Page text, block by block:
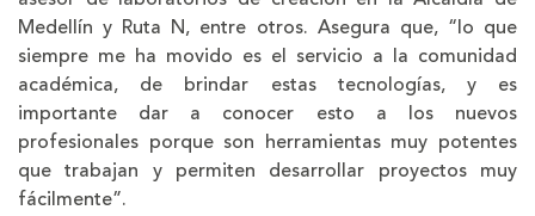
Medellín y Ruta N, entre otros. Asegura que, “lo que
siempre me ha movido es el servicio a la comunidad
académica, de brindar estas tecnologías, y es
importante dar a conocer esto a los nuevos
profesionales porque son herramientas muy potentes
que trabajan y permiten desarrollar proyectos muy
fácilmente”.